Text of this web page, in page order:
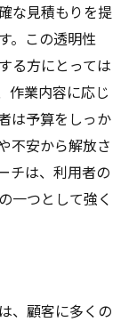
な見積もりを提
。この透明性
る方にとっては
作業内容に応じ
は予算をしっか
不安から解放さ
チは、利用者の
一つとして強く
、顧客に多くの